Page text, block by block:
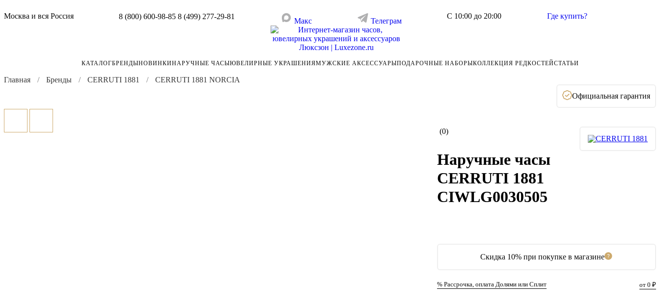
Москва и вся Россия 8 (800) 600-98-85 8 (499) 277-29-81
Макс Телеграм
С 10:00 до 20:00 Где купить?
КАТАЛОГБРЕНДЫНОВИНКИНАРУЧНЫЕ ЧАСЫЮВЕЛИРНЫЕ УКРАШЕНИЯМУЖСКИЕ АКСЕССУАРЫПОДАРОЧНЫЕ НАБОРЫКОЛЛЕКЦИЯ РЕДКОСТЕЙСТАТЬИ
Главная Бренды CERRUTI 1881
CERRUTI 1881 NORCIA
Официальная гарантия
(0)
Скидка 10% при покупке в магазине
% Рассрочка, оплата Долями или Сплит от 0 ₽
Наручные часы
CERRUTI 1881
CIWLG0030505